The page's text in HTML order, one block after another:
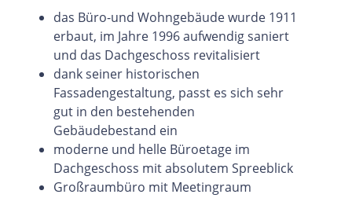
das Büro-und Wohngebäude wurde 1911
erbaut, im Jahre 1996 aufwendig saniert
und das Dachgeschoss revitalisiert
dank seiner historischen
Fassadengestaltung, passt es sich sehr
gut in den bestehenden
Gebäudebestand ein
moderne und helle Büroetage im
Dachgeschoss mit absolutem Spreeblick
Großraumbüro mit Meetingraum